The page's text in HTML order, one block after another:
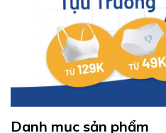
Danh mục sản phẩm